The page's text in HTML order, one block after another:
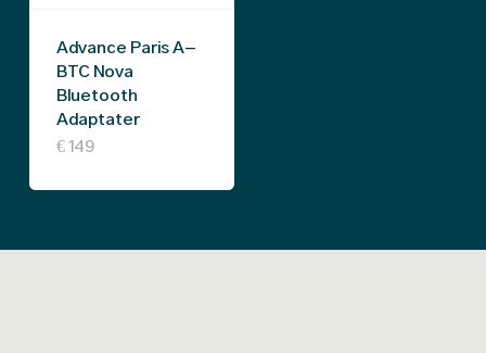
Advance Paris A-
BTC Nova
Bluetooth
Adaptater
€149